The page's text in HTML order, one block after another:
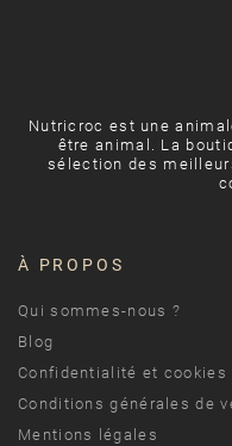
Nutricroc est une
être animal. La
sélection des
À PROPOS
Qui sommes-nous ?
Blog
Confidentialité et cookies
Conditions générales de
Mentions légales